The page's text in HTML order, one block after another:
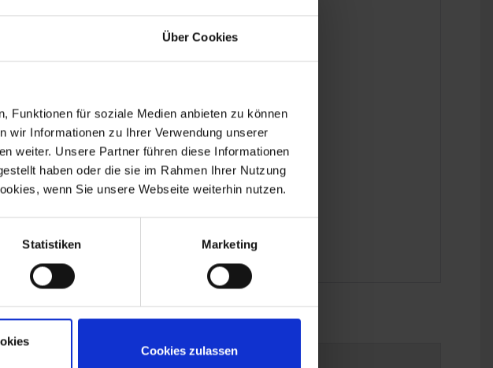
Über Cookies
Funktionen für soziale Medien anbieten zu können
wir Informationen zu Ihrer Verwendung unserer
weiter. Unsere Partner führen diese Informationen
haben oder die sie im Rahmen Ihrer Nutzung
wenn Sie unsere Webseite weiterhin nutzen.
Statistiken Marketing
Cookies zulassen
Art.Nr. 4660309.